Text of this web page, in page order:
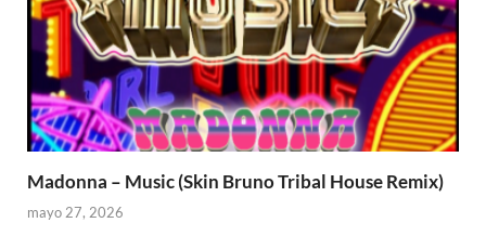
Madonna – Music (Skin Bruno Tribal House Remix)
mayo 27, 2026